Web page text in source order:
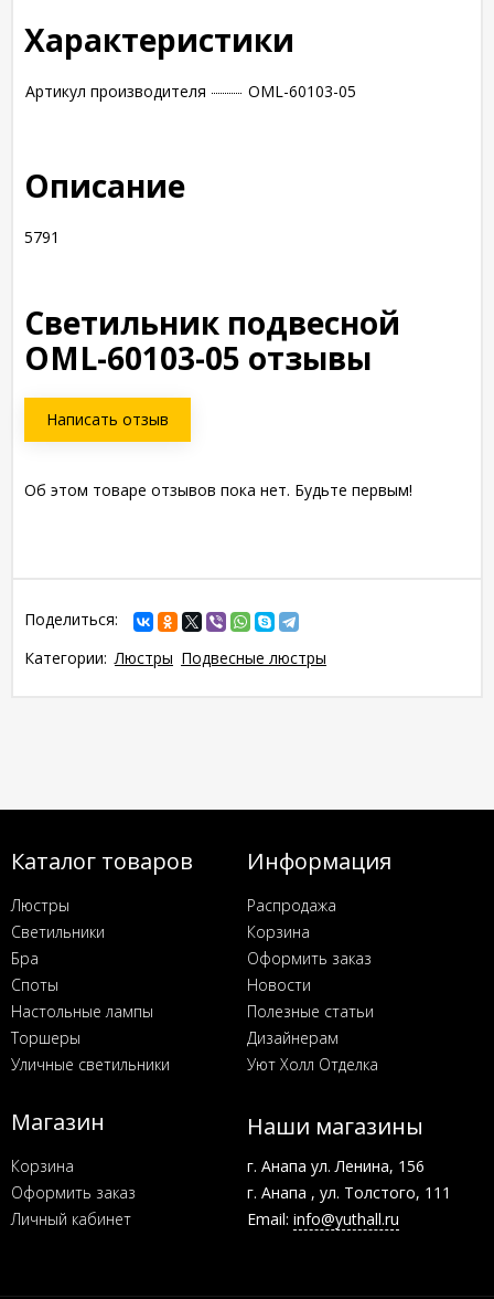
Характеристики
Артикул производителя OML-60103-05
Описание
5791
Светильник подвесной
OML-60103-05 отзывы
Написать отзыв
Об этом товаре отзывов пока нет. Будьте первым!
Поделиться:
Категории: Люстры Подвесные люстры
Каталог товаров
Люстры
Светильники
Бра
Споты
Настольные лампы
Торшеры
Уличные светильники
Информация
Распродажа
Корзина
Оформить заказ
Новости
Полезные статьи
Дизайнерам
Уют Холл Отделка
Магазин
Корзина
Оформить заказ
Личный кабинет
Наши магазины
г. Анапа ул. Ленина, 156
г. Анапа , ул. Толстого, 111
Email: info@yuthall.ru